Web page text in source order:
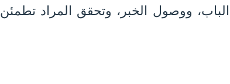
الباب، ووصول الخبر، وتحقق المراد تطمئن